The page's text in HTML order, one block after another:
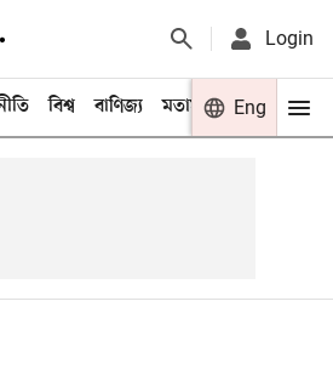
Login
বিশ্ব বাণিজ্য মতামত খেলা
Eng